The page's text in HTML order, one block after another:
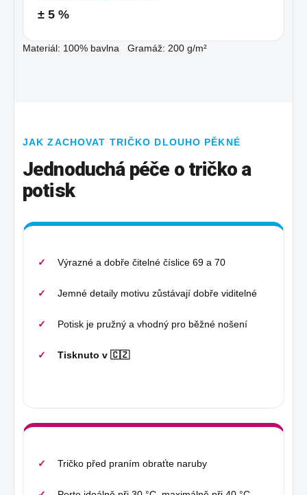
± 5 %
Materiál: 100% bavlna Gramáž: 200 g/m²
JAK ZACHOVAT TRIČKO DLOUHO PĚKNÉ
Jednoduchá péče o tričko a
potisk
Výrazné a dobře čitelné číslice 69 a 70
Jemné detaily motivu zůstávají dobře viditelné
Potisk je pružný a vhodný pro běžné nošení
Tisknuto v 🇨🇿
Tričko před praním obraťte naruby